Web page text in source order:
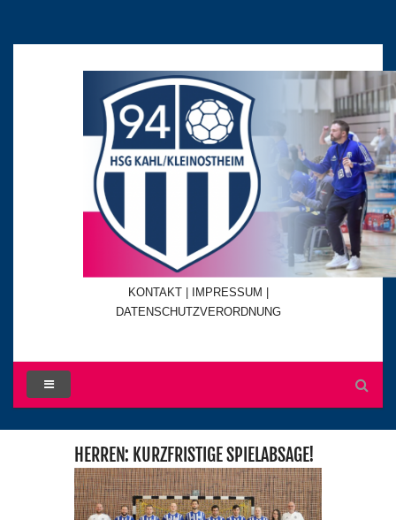
KONTAKT | IMPRESSUM |
DATENSCHUTZVERORDNUNG
HERREN: KURZFRISTIGE SPIELABSAGE!